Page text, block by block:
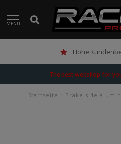
MENU
Hohe
The best webshop for
Startseite Brake side